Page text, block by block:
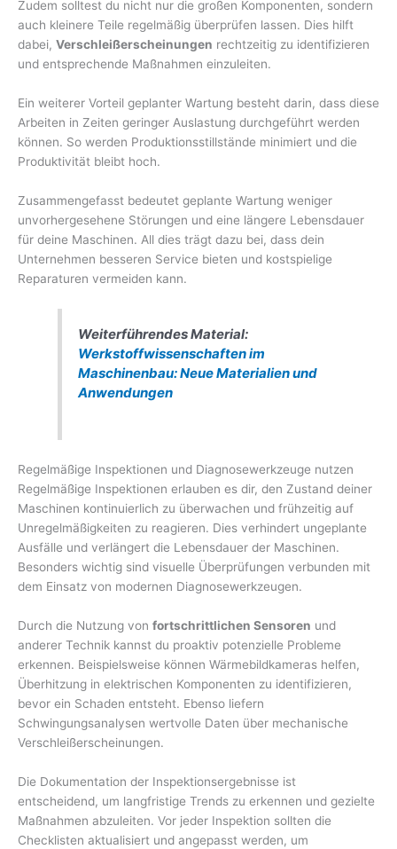
Zudem solltest du nicht nur die großen Komponenten, sondern
auch kleinere Teile regelmäßig überprüfen lassen. Dies hilft
dabei, Verschleißerscheinungen rechtzeitig zu identifizieren
und entsprechende Maßnahmen einzuleiten.
Ein weiterer Vorteil geplanter Wartung besteht darin, dass diese
Arbeiten in Zeiten geringer Auslastung durchgeführt werden
können. So werden Produktionsstillstände minimiert und die
Produktivität bleibt hoch.
Zusammengefasst bedeutet geplante Wartung weniger
unvorhergesehene Störungen und eine längere Lebensdauer
für deine Maschinen. All dies trägt dazu bei, dass dein
Unternehmen besseren Service bieten und kostspielige
Reparaturen vermeiden kann.
Weiterführendes Material:
Werkstoffwissenschaften im
Maschinenbau: Neue Materialien und
Anwendungen
Regelmäßige Inspektionen und Diagnosewerkzeuge nutzen
Regelmäßige Inspektionen erlauben es dir, den Zustand deiner
Maschinen kontinuierlich zu überwachen und frühzeitig auf
Unregelmäßigkeiten zu reagieren. Dies verhindert ungeplante
Ausfälle und verlängert die Lebensdauer der Maschinen.
Besonders wichtig sind visuelle Überprüfungen verbunden mit
dem Einsatz von modernen Diagnosewerkzeugen.
Durch die Nutzung von fortschrittlichen Sensoren und
anderer Technik kannst du proaktiv potenzielle Probleme
erkennen. Beispielsweise können Wärmebildkameras helfen,
Überhitzung in elektrischen Komponenten zu identifizieren,
bevor ein Schaden entsteht. Ebenso liefern
Schwingungsanalysen wertvolle Daten über mechanische
Verschleißerscheinungen.
Die Dokumentation der Inspektionsergebnisse ist
entscheidend, um langfristige Trends zu erkennen und gezielte
Maßnahmen abzuleiten. Vor jeder Inspektion sollten die
Checklisten aktualisiert und angepasst werden, um